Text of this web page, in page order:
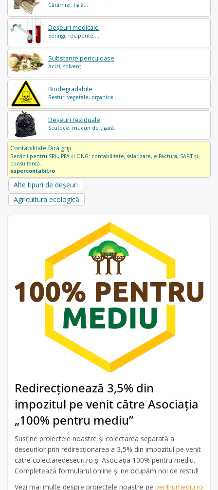
Cărămizi, tiglă...
Deșeuri medicale
Seringi, recipente ...
Substanțe periculoase
Acizi, solvenți ...
Biodegradabile
Resturi vegetale, organice..
Deșeuri reziduale
Scutece, mucuri de țigară..
Contabilitate fără griji
Servicii pentru SRL, PFA și ONG: contabilitate, salarizare, e-Factura, SAF-T și
consultanță.
supercontabil.ro
Alte tipuri de deșeuri
Agricultura ecologică
Redirecționează 3,5% din
impozitul pe venit către Asociația
„100% pentru mediu”
Susține proiectele noastre și colectarea separată a
deșeurilor prin redirecționarea a 3,5% din impozitul pe venit
către colectaredeseuri.ro și Asociația 100% pentru mediu.
Completează formularul online și ne ocupăm noi de restul!
Vezi mai multe despre proiectele noastre pe pentrumediu.ro